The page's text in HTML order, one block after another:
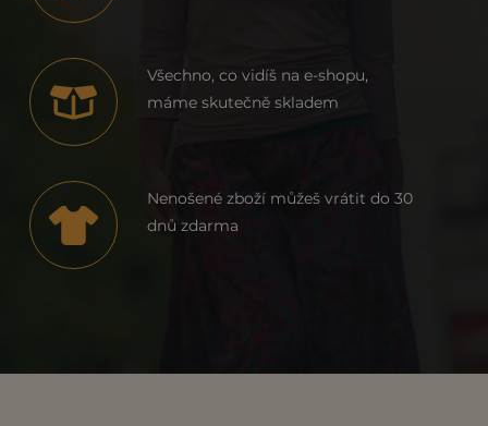
Všechno, co vidíš na e-shopu,
máme skutečně skladem
Nenošené zboží můžeš vrátit do 30
dnů zdarma